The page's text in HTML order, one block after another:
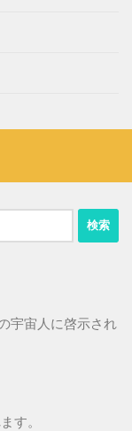
宇宙人に啓示され
す。